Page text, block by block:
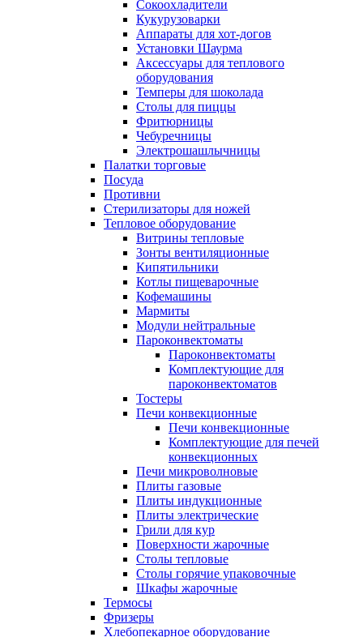
Сокоохладители
Кукурузоварки
Аппараты для хот-догов
Установки Шаурма
Аксессуары для теплового
оборудования
Темперы для шоколада
Столы для пиццы
Фритюрницы
Чебуречницы
Электрошашлычницы
Палатки торговые
Посуда
Противни
Стерилизаторы для ножей
Тепловое оборудование
Витрины тепловые
Зонты вентиляционные
Кипятильники
Котлы пищеварочные
Кофемашины
Мармиты
Модули нейтральные
Пароконвектоматы
Пароконвектоматы
Комплектующие для
пароконвектоматов
Тостеры
Печи конвекционные
Печи конвекционные
Комплектующие для печей
конвекционных
Печи микроволновые
Плиты газовые
Плиты индукционные
Плиты электрические
Грили для кур
Поверхности жарочные
Столы тепловые
Столы горячие упаковочные
Шкафы жарочные
Термосы
Фризеры
Хлебопекарное оборудование